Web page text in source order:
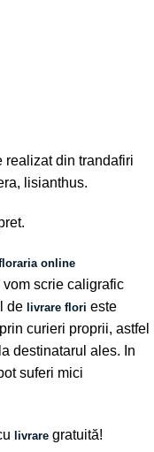
realizat din trandafiri
lisianthus.
online
scrie caligrafic
de livrare flori este
curieri proprii, astfel
destinatarul ales. In
suferi mici
livrare gratuită!